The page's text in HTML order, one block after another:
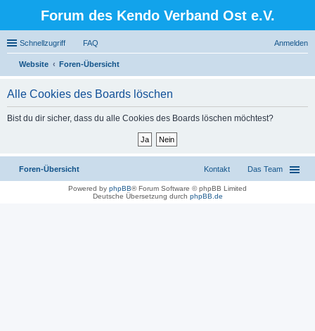
Forum des Kendo Verband Ost e.V.
Schnellzugriff FAQ Anmelden
Website
Foren-Übersicht
Alle Cookies des Boards löschen
Bist du dir sicher, dass du alle Cookies des Boards löschen möchtest?
Foren-Übersicht Das Team
Kontakt
Powered by phpBB® Forum Software © phpBB Limited
Deutsche Übersetzung durch phpBB.de